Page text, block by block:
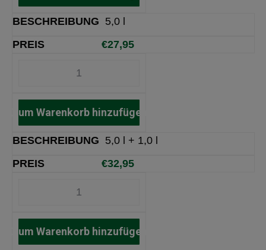
5,0 l
€27,95
Zum Warenkorb hinzufügen
5,0 l + 1,0 l
€32,95
Zum Warenkorb hinzufügen